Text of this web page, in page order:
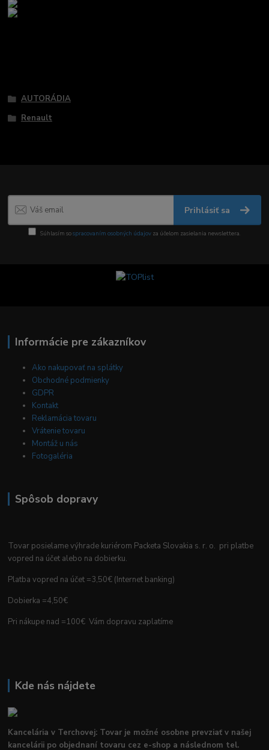
AUTORÁDIA
Renault
Prihlásiť sa
Súhlasím sospracovaním osobných údajov za účelom zasielania newslettera.
Informácie pre zákazníkov
Ako nakupovať na splátky
Obchodné podmienky
GDPR
Kontakt
Reklamácia tovaru
Vrátenie tovaru
Montáž u nás
Fotogaléria
Spôsob dopravy
Tovar posielame výhrade kuriérom Packeta Slovakia s. r. o. pri platbe
vopred na účet alebo na dobierku.
Platba vopred na účet =3,50€ (Internet banking)
Dobierka =4,50€
Pri nákupe nad =100€ Vám dopravu zaplatíme
Kde nás nájdete
Kancelária v Terchovej: Tovar je možné osobne prevziať v našej
kancelárii po objednaní tovaru cez e-shop a následnom tel.